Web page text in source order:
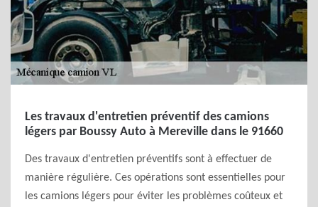
Les travaux d'entretien préventif des camions
légers par Boussy Auto à Mereville dans le 91660
Des travaux d'entretien préventifs sont à effectuer de
manière régulière. Ces opérations sont essentielles pour
les camions légers pour éviter les problèmes coûteux et